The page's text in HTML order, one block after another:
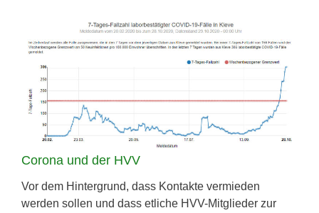
Corona und der HVV
Vor dem Hintergrund, dass Kontakte vermieden
werden sollen und dass etliche HVV-Mitglieder zur